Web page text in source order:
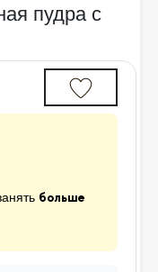
пудра с
больше